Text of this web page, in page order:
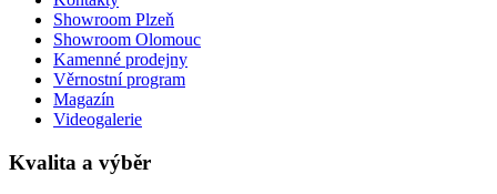
Showroom Plzeň
Showroom Olomouc
Kamenné prodejny
Věrnostní program
Magazín
Videogalerie
Kvalita a výběr